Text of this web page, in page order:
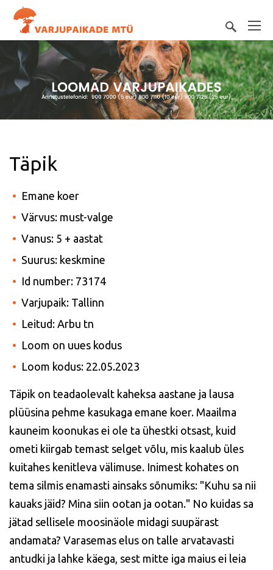
Täpik
Emane koer
Värvus: must-valge
Vanus: 5 + aastat
Suurus: keskmine
Id number: 73174
Varjupaik: Tallinn
Leitud: Arbu tn
Loom on uues kodus
Loom kodus: 22.05.2023
Täpik on teadaolevalt kaheksa aastane ja lausa
plüüsina pehme kasukaga emane koer. Maailma
kauneim koonukas ei ole ta ühestki otsast, kuid
ometi kiirgab temast selget võlu, mis kaalub üles
kuitahes kenitleva välimuse. Inimest kohates on
tema silmis enamasti ainsaks sõnumiks: "Kuhu sa nii
kauaks jäid? Mina siin ootan ja ootan." No kuidas sa
jätad sellisele moosinäole midagi suupärast
andamata? Varasemas elus on talle arvatavasti
antudki ja lahke käega, sest mitte iga maius ei leia